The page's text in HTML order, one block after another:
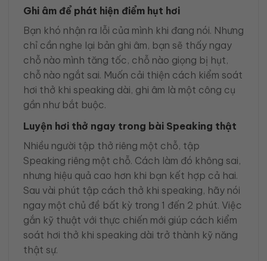
Ghi âm để phát hiện điểm hụt hơi
Bạn khó nhận ra lỗi của mình khi đang nói. Nhưng
chỉ cần nghe lại bản ghi âm, bạn sẽ thấy ngay
chỗ nào mình tăng tốc, chỗ nào giọng bị hụt,
chỗ nào ngắt sai. Muốn cải thiện cách kiểm soát
hơi thở khi speaking dài, ghi âm là một công cụ
gần như bắt buộc.
Luyện hơi thở ngay trong bài Speaking thật
Nhiều người tập thở riêng một chỗ, tập
Speaking riêng một chỗ. Cách làm đó không sai,
nhưng hiệu quả cao hơn khi bạn kết hợp cả hai.
Sau vài phút tập cách thở khi speaking, hãy nói
ngay một chủ đề bất kỳ trong 1 đến 2 phút. Việc
gắn kỹ thuật với thực chiến mới giúp cách kiểm
soát hơi thở khi speaking dài trở thành kỹ năng
thật sự.